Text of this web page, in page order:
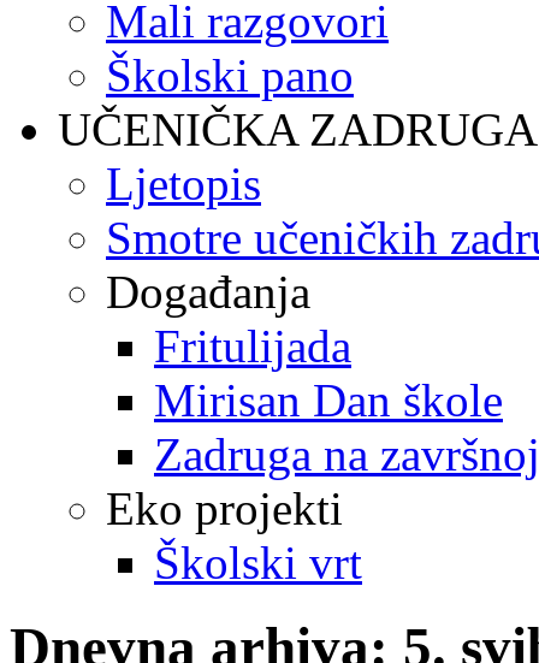
Mali razgovori
Školski pano
UČENIČKA ZADRUGA
Ljetopis
Smotre učeničkih
Događanja
Fritulijada
Mirisan Dan škole
Zadruga na
Eko projekti
Školski vrt
Dnevna arhiva: 5.